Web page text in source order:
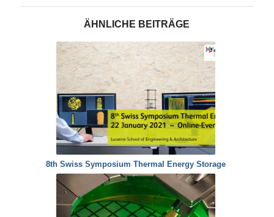
ÄHNLICHE BEITRÄGE
8th Swiss Symposium Thermal Energy Storage